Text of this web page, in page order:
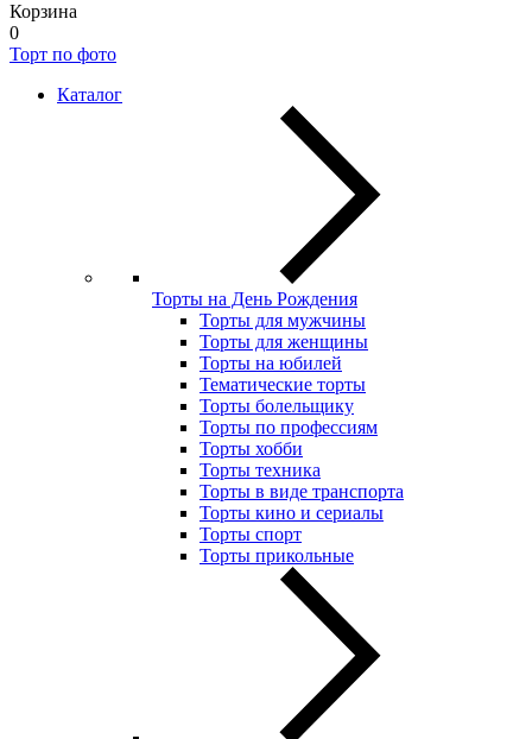
Корзина
0
Торт по фото
Каталог
Торты на День Рождения
Торты для мужчины
Торты для женщины
Торты на юбилей
Тематические торты
Торты болельщику
Торты по профессиям
Торты хобби
Торты техника
Торты в виде транспорта
Торты кино и сериалы
Торты спорт
Торты прикольные